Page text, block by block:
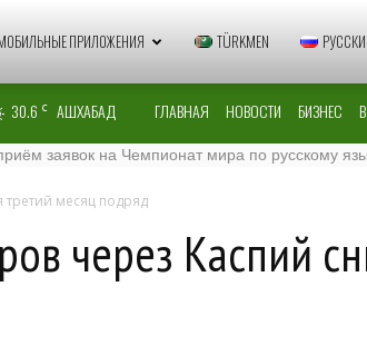
ПРИЛОЖЕНИЯ TÜRKMEN
30.6 C АШХАБАД ГЛАВНАЯ НОВОСТИ БИЗНЕС
на Чемпионат мира по русскому языку –
третий месяц подряд
через Каспий